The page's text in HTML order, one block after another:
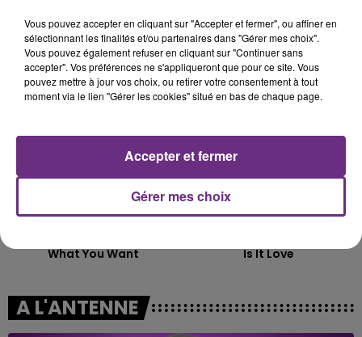
JEREMY FREROT
Frerot
KALEO
Way Down We Go
19h42
19h42
What You Want
19h40
19h40
Is It Love
A L'ANTENNE
Vous pouvez accepter en cliquant sur "Accepter et fermer", ou affiner en
sélectionnant les finalités et/ou partenaires dans "Gérer mes choix".
Vous pouvez également refuser en cliquant sur "Continuer sans
accepter". Vos préférences ne s'appliqueront que pour ce site. Vous
pouvez mettre à jour vos choix, ou retirer votre consentement à tout
moment via le lien "Gérer les cookies" situé en bas de chaque page.
Gérer mes choix
Accepter et fermer